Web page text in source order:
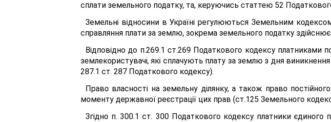
сплати земельного податку, та, керуючись статтею 52
Земельні відносини в Україні регулюються Земельним
справляння плати за землю, зокрема земельного податку
Відповідно до п.269.1 ст.269 Податкового кодексу платниками
землекористувачі, які сплачують плату за землю з дня
287.1 ст. 287 Податкового кодексу).
Право власності на земельну ділянку, а також право
моменту державної реєстрації цих прав (ст.125 Земельного
Згідно п. 300.1 ст. 300 Податкового кодексу платники єдиного